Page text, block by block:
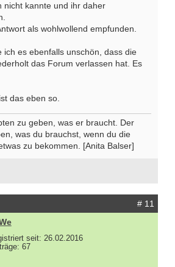
nicht kannte und ihr daher
als wohlwollend empfunden.
ich es ebenfalls unschön, dass die
das Forum verlassen hat. Es
das eben so.
zu geben, was er braucht. Der
was du brauchst, wenn du die
zu bekommen. [Anita Balser]
# 11
seit: 26.02.2016
67